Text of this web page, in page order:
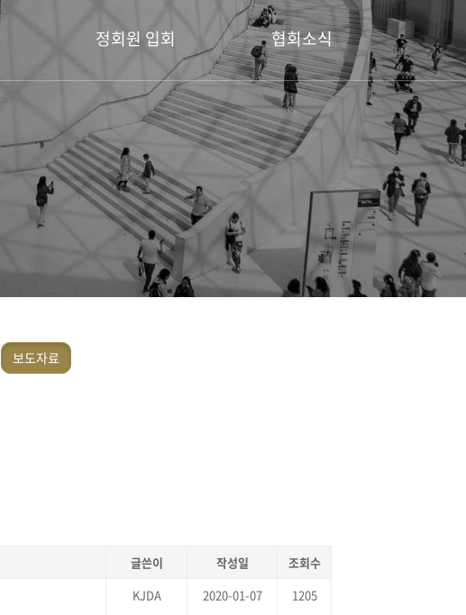
정회원 입회
정회원 입회 안내
협회소식
공지사항
회원전시소식
디자인공모전
보도자료
보도자료
글쓴이 작성일
조회수
KJDA 2020-01-07 1205